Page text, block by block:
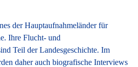
der Haupt­aufnahmeländer für
Ihre Flucht- und
Teil der Landesgeschichte. Im
daher auch biografische Interviews